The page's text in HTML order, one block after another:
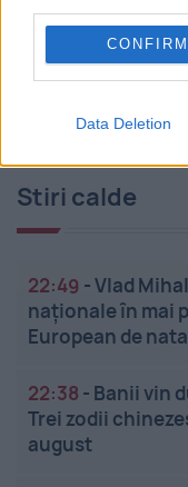
CONFIRM
Data Deletion
zile. Totul a
Stiri calde
22:49 -Vlad
naționale în mai
European de
22:38 - Banii vin
Trei zodii
august